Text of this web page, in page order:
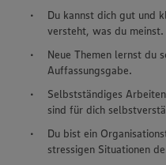
Du kannst dich gut und
versteht, was du meinst.
Neue Themen lernst du
Auffassungsgabe.
Selbstständiges
sind für dich
Du bist ein
stressigen Situationen